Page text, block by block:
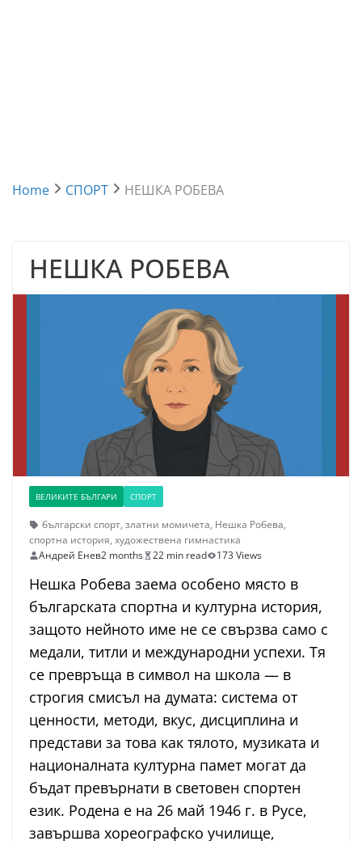
Home СПОРТ НЕШКА РОБЕВА
НЕШКА РОБЕВА
ВЕЛИКИТЕ БЪЛГАРИ СПОРТ
български спорт, златни момичета, Нешка Робева,
спортна история, художествена гимнастика
Андрей Енев2 months 22 min read 173 Views
Нешка Робева заема особено място в
българската спортна и културна история,
защото нейното име не се свързва само с
медали, титли и международни успехи. Тя
се превръща в символ на школа — в
строгия смисъл на думата: система от
ценности, методи, вкус, дисциплина и
представи за това как тялото, музиката и
националната културна памет могат да
бъдат превърнати в световен спортен
език. Родена е на 26 май 1946 г. в Русе,
завършва хореографско училище,